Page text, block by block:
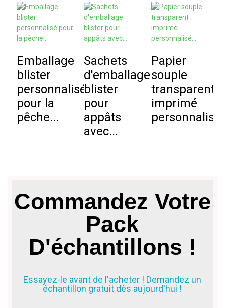
Emballage
blister
personnalisé
pour la
pêche...
Sachets
d'emballage
blister
pour
appâts
avec...
Papier
souple
transparent
imprimé
Commandez Votre
Pack
D'échantillons !
Essayez-le avant de l'acheter ! Demandez un
échantillon gratuit dès aujourd'hui !